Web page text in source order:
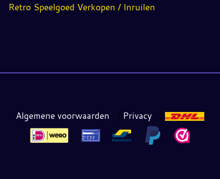
Retro Speelgoed Verkopen / Inruilen
Algemene voorwaarden | Privacy |